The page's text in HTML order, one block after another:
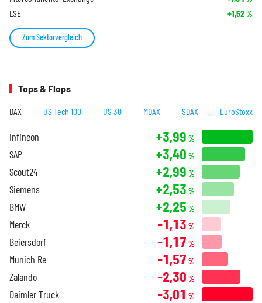
LSE +1,52%
Zum Sektorvergleich
Tops & Flops
DAX US Tech 100 US 30 MDAX SDAX EuroStoxx
Infineon +3,99 %
SAP +3,40 %
Scout24 +2,99 %
Siemens +2,53 %
BMW +2,25 %
Merck -1,13 %
Beiersdorf -1,17 %
Munich Re -1,57 %
Zalando -2,30 %
Daimler Truck -3,01 %